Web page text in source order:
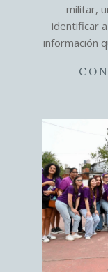
militar,
identificar
información